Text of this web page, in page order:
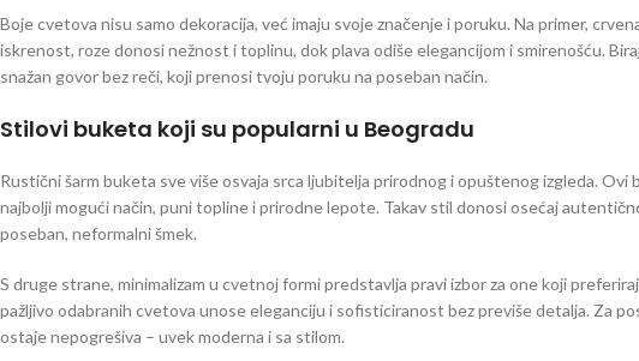
Boje cvetova nisu samo dekoracija, već imaju svoje značenje i poruku. Na primer,
iskrenost, roze donosi nežnost i toplinu, dok plava odiše elegancijom i smirenošću.
snažan govor bez reči, koji prenosi tvoju poruku na poseban način.
Stilovi buketa koji su popularni u Beogradu
Rustični šarm buketa sve više osvaja srca ljubitelja prirodnog i opuštenog izgleda.
najbolji mogući način, puni topline i prirodne lepote. Takav stil donosi osećaj
poseban, neformalni šmek.
S druge strane, minimalizam u cvetnoj formi predstavlja pravi izbor za one koji
pažljivo odabranih cvetova unose eleganciju i sofisticiranost bez previše detalja. Za
ostaje nepogrešiva – uvek moderna i sa stilom.